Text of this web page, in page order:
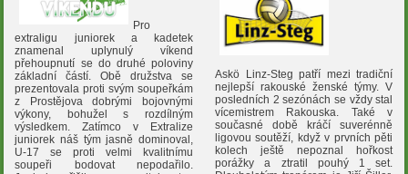
Pro
extraligu juniorek a kadetek
znamenal uplynulý víkend
přehoupnutí se do druhé poloviny
základní částí. Obě družstva se
prezentovala proti svým soupeřkám
z Prostějova dobrými bojovnými
výkony, bohužel s rozdílným
výsledkem. Zatímco v Extralize
juniorek náš tým jasně dominoval,
U-17 se proti velmi kvalitnímu
soupeři bodovat nepodařilo.
Askö Linz-Steg patří mezi tradiční
nejlepší rakouské ženské týmy. V
posledních 2 sezónách se vždy stal
vícemistrem Rakouska. Také v
současné době kráčí suverénně
ligovou soutěží, když v prvních pěti
kolech ještě nepoznal hořkost
porážky a ztratil pouhý 1 set.